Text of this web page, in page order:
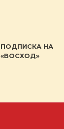
ПОДПИСКА НА
«ВОСХОД»